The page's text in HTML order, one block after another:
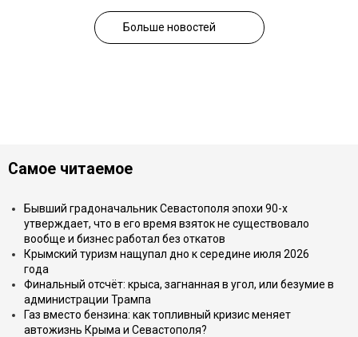
Больше новостей
Самое читаемое
Бывший градоначальник Севастополя эпохи 90-х
утверждает, что в его время взяток не существовало
вообще и бизнес работал без откатов
Крымский туризм нащупал дно к середине июля 2026
года
Финальный отсчёт: крыса, загнанная в угол, или безумие в
администрации Трампа
Газ вместо бензина: как топливный кризис меняет
автожизнь Крыма и Севастополя?